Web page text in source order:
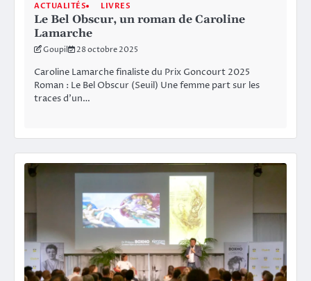
ACTUALITÉS LIVRES
Le Bel Obscur, un roman de Caroline
Lamarche
Goupil 28 octobre 2025
Caroline Lamarche finaliste du Prix Goncourt 2025
Roman : Le Bel Obscur (Seuil) Une femme part sur les
traces d’un…